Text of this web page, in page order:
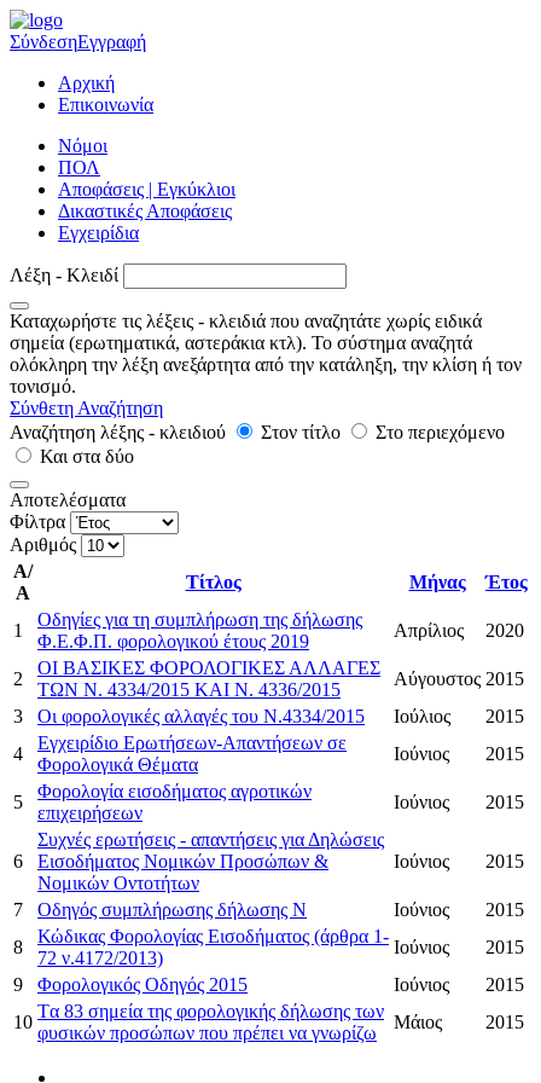
ΣύνδεσηΕγγραφή
Αρχική
Επικοινωνία
Νόμοι
ΠΟΛ
Αποφάσεις | Εγκύκλιοι
Δικαστικές Αποφάσεις
Εγχειρίδια
Λέξη - Κλειδί
Καταχωρήστε τις λέξεις - κλειδιά που αναζητάτε χωρίς ειδικά
σημεία (ερωτηματικά, αστεράκια κτλ). Το σύστημα αναζητά
ολόκληρη την λέξη ανεξάρτητα από την κατάληξη, την κλίση ή τον
τονισμό.
Σύνθετη Αναζήτηση
Αναζήτηση λέξης - κλειδιού
Στον τίτλο
Στο περιεχόμενο
Και στα δύο
Αποτελέσματα
Φίλτρα
Αριθμός
Α/
Α
Τίτλος Μήνας Έτος
1
Οδηγίες για τη συμπλήρωση της δήλωσης
Φ.Ε.Φ.Π. φορολογικού έτους 2019
Απρίλιος 2020
2
ΟΙ ΒΑΣΙΚΕΣ ΦΟΡΟΛΟΓΙΚΕΣ ΑΛΛΑΓΕΣ
ΤΩΝ Ν. 4334/2015 ΚΑΙ Ν. 4336/2015
Αύγουστος 2015
3
Οι φορολογικές αλλαγές του Ν.4334/2015 Ιούλιος
2015
4
Εγχειρίδιο Ερωτήσεων-Απαντήσεων σε
Φορολογικά Θέματα
Ιούνιος 2015
5
Φορολογία εισοδήματος αγροτικών
επιχειρήσεων
Ιούνιος 2015
6
Συχνές ερωτήσεις - απαντήσεις για Δηλώσεις
Εισοδήματος Νομικών Προσώπων &
Νομικών Οντοτήτων
Ιούνιος 2015
7 Οδηγός συμπλήρωσης δήλωσης Ν Ιούνιος
2015
8
Κώδικας Φορολογίας Εισοδήματος (άρθρα 1-
72 ν.4172/2013)
Ιούνιος
2015
9
Φορολογικός Οδηγός 2015 Ιούνιος
2015
10
Tα 83 σημεία της φορολογικής δήλωσης των
φυσικών προσώπων που πρέπει να γνωρίζω
Μάιος 2015